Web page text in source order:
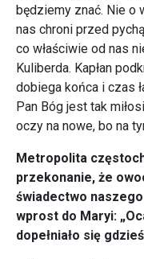
będziemy znać. Nie o
nas chroni przed
co właściwie od nas
Kuliberda. Kapłan
dobiega końca i czas
Pan Bóg jest tak
oczy na nowe, bo na
Metropolita
przekonanie, że
świadectwo
wprost do Maryi:
dopełniało się